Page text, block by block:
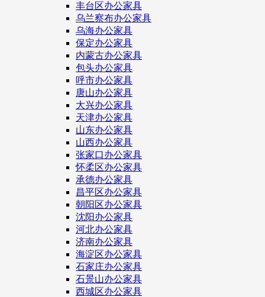
丰台区办公家具
乌兰察布办公家具
乌海办公家具
保定办公家具
内蒙古办公家具
包头办公家具
呼市办公家具
唐山办公家具
大兴办公家具
天津办公家具
山东办公家具
山西办公家具
张家口办公家具
怀柔区办公家具
承德办公家具
昌平区办公家具
朝阳区办公家具
沈阳办公家具
河北办公家具
济南办公家具
海淀区办公家具
石家庄办公家具
石景山办公家具
西城区办公家具